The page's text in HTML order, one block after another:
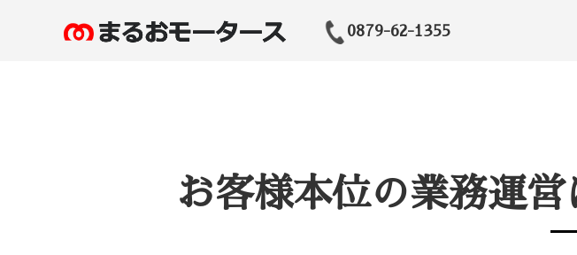
0879-62-1355
お客様本位の業務運